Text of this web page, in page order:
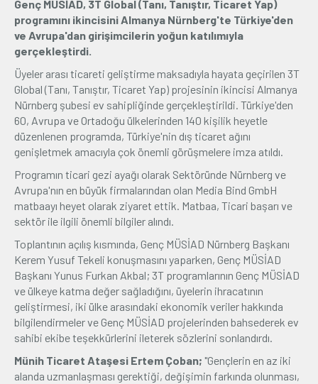
Üyelik
İletişim Hakkımızda Galeri
Genç MÜSİAD, 3T Global (Tanı, Tanıştır, Ticaret Yap)
programını ikincisini Almanya Nürnberg'te Türkiye'den
ve Avrupa'dan girişimcilerin yoğun katılımıyla
gerçekleştirdi.
Üyeler arası ticareti geliştirme maksadıyla hayata geçirilen 3T
Global (Tanı, Tanıştır, Ticaret Yap) projesinin ikincisi Almanya
Nürnberg şubesi ev sahipliğinde gerçekleştirildi. Türkiye'den
60, Avrupa ve Ortadoğu ülkelerinden 140 kişilik heyetle
düzenlenen programda, Türkiye'nin dış ticaret ağını
genişletmek amacıyla çok önemli görüşmelere imza atıldı.
Programın ticari gezi ayağı olarak Sektöründe Nürnberg ve
Avrupa'nın en büyük firmalarından olan Media Bind GmbH
matbaayı heyet olarak ziyaret ettik. Matbaa, Ticari başarı ve
sektör ile ilgili önemli bilgiler alındı.
Toplantının açılış kısmında, Genç MÜSİAD Nürnberg Başkanı
Kerem Yusuf Tekeli konuşmasını yaparken, Genç MÜSİAD
Başkanı Yunus Furkan Akbal; 3T programlarının Genç MÜSİAD
ve ülkeye katma değer sağladığını, üyelerin ihracatının
geliştirmesi, iki ülke arasındaki ekonomik veriler hakkında
bilgilendirmeler ve Genç MÜSİAD projelerinden bahsederek ev
sahibi ekibe teşekkürlerini ileterek sözlerini sonlandırdı.
Münih Ticaret Ataşesi Ertem Çoban; "Gençlerin en az iki
alanda uzmanlaşması gerektiği, değişimin farkında olunması,